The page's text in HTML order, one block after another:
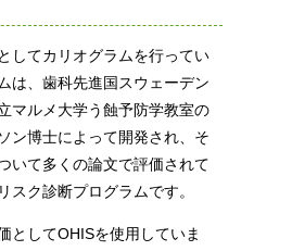
してカリオグラムを行ってい
は、歯科先進国スウェーデン
マルメ大学う蝕予防学教室の
ン博士によって開発され、そ
いて多くの論文で評価されて
スク診断プログラムです。
としてOHISを使用していま